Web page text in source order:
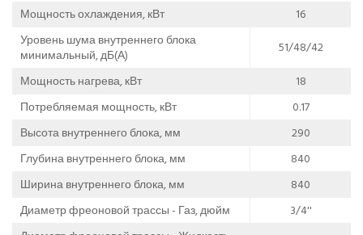
Мощность охлаждения, кВт
16
Уровень шума внутреннего блока
минимальный, дБ(А)
51/48/42
Мощность нагрева, кВт
18
Потребляемая мощность, кВт
0.17
Высота внутреннего блока, мм
290
Глубина внутреннего блока, мм
840
Ширина внутреннего блока, мм
840
Диаметр фреоновой трассы - Газ, дюйм
3/4''